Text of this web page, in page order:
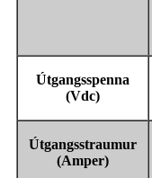
Útgangsspenna
(Vdc)
Útgangsstraumur
(Amper)